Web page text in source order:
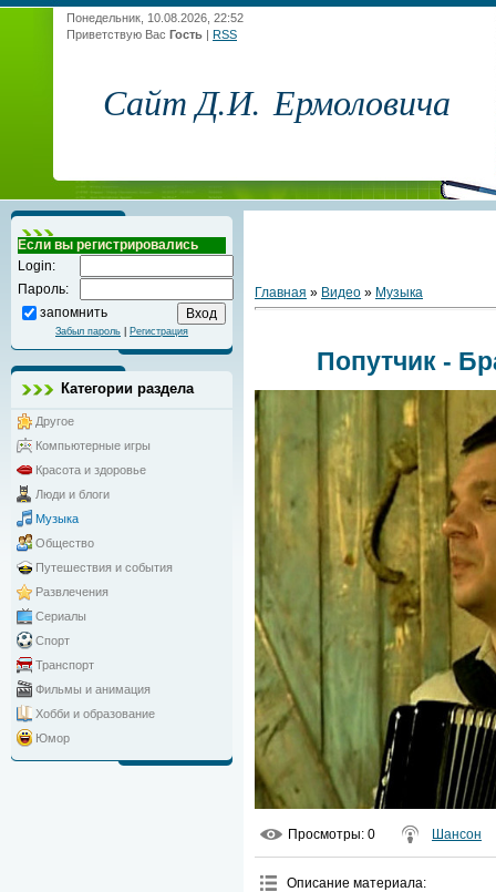
Понедельник, 10.08.2026, 22:52
Приветствую Вас Гость | RSS
Сайт Д.И. Ермоловича
Если вы регистрировались
Login:
Пароль:
запомнить
Забыл пароль Регистрация
Категории раздела
Другое
Компьютерные игры
Красота и здоровье
Люди и блоги
Музыка
Общество
Путешествия и события
Развлечения
Сериалы
Спорт
Транспорт
Фильмы и анимация
Хобби и образование
Юмор
Главная » Видео » Музыка
Попутчик -
Просмотры: 0 Шансон
Описание материала: